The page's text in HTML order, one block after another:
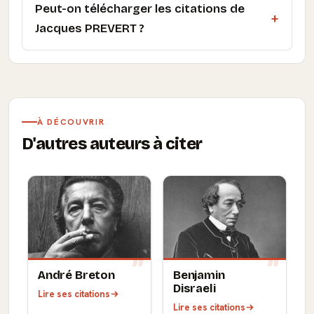
Peut-on télécharger les citations de
Jacques PREVERT ?
À DÉCOUVRIR
D'autres auteurs à citer
André Breton
Lire ses citations
Benjamin
Disraeli
Lire ses citations